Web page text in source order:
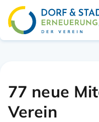
77 neue
Verein